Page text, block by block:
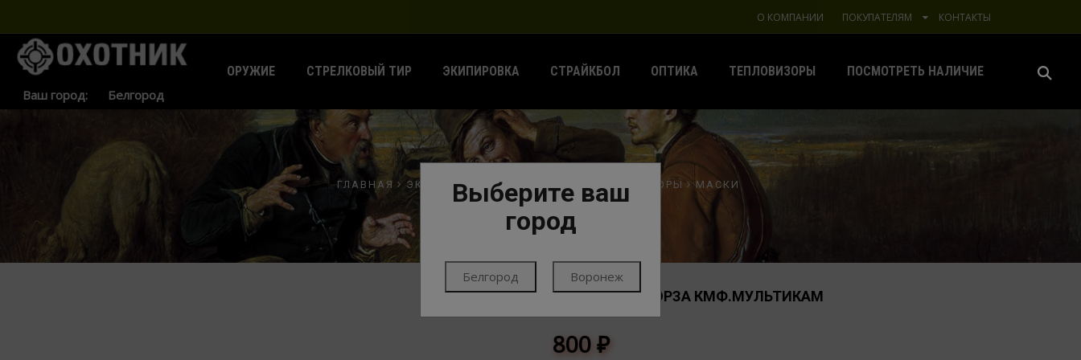
О КОМПАНИИ ПОКУПАТЕЛЯМ КОНТАКТЫ
Ваш город:
ОРУЖИЕ СТРЕЛКОВЫЙ ТИР ЭКИПИРОВКА СТРАЙКБОЛ ОПТИКА ТЕПЛОВИЗОРЫ ПОСМОТРЕТЬ НАЛИЧИЕ
Выберите ваш
город
Белгород Воронеж
ГЛАВНАЯ ЭКИПИРОВКА ОДЕЖДА ГОЛОВНЫЕ УБОРЫ МАСКИ
БАЛАКЛАВА ГЮРЗА КМФ.МУЛЬТИКАМ
800₽